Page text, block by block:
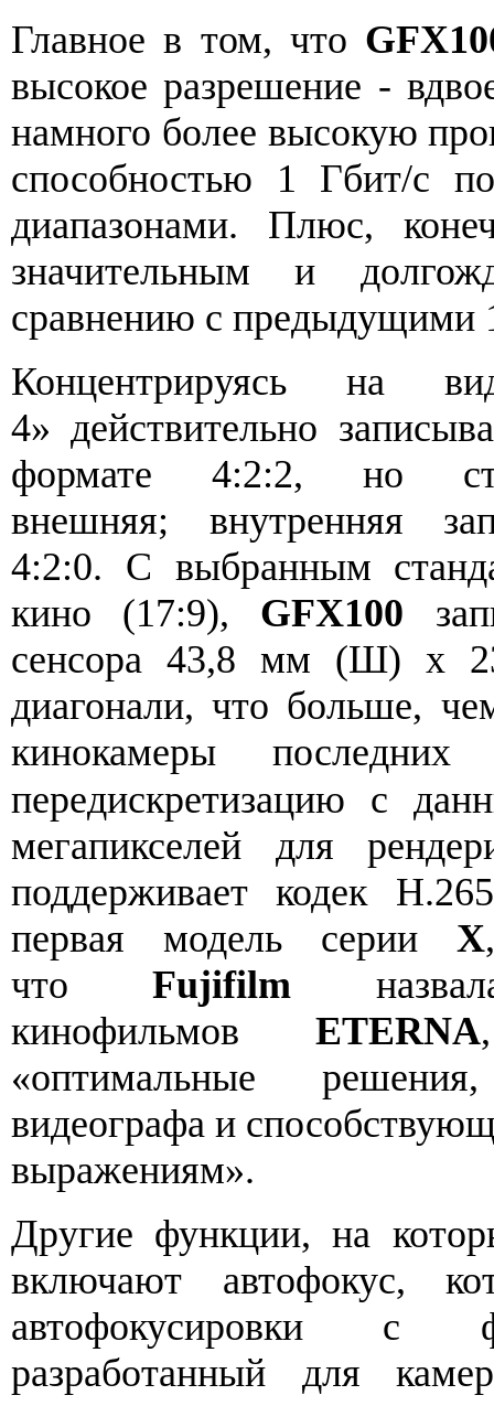
Главное в том, что
высокое разрешение -
намного более высокую
способностью 1 Гбит/с
диапазонами. Плюс,
значительным и
сравнению с предыдущими
Концентрируясь на
4» действительно
формате 4:2:2, но
внешняя; внутренняя
4:2:0. С выбранным
кино (17:9), GFX100
сенсора 43,8 мм (Ш) x
диагонали, что больше,
кинокамеры
передискретизацию с
мегапикселей для
поддерживает кодек
первая модель серииX
чтоFujifilm
кинофильмов ETERNA
«оптимальные
видеографа и
выражениям».
Другие функции, на
включают автофокус,
автофокусировки с
разработанный для